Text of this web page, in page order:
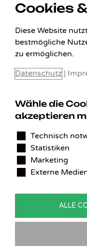
KONTAKT
Benedikt Stelzner
Autopflege Stelzner
Kohlgraben 2b
Deutschland
Tel.:09746-9308051
Cookies
Diese Website
bestmögliche
zu ermöglichen.
Datenschutz |
Wähle die
akzeptieren
Technisch
Statistiken
Marketing
Externe
ALLE